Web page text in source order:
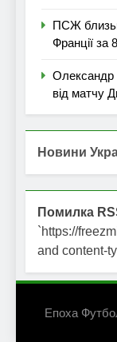
ПСЖ
Франції за
Олександр
від матчу
Новини
Помилка
`https://
and content-
Епоха